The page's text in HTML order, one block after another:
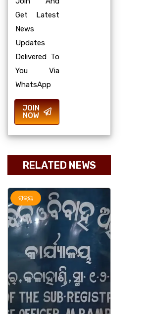
Get Latest
News
Updates
Delivered To
You Via
WhatsApp
JOIN
NOW
RELATED NEWS
ଅପରାଧ ରାଜ୍ୟ